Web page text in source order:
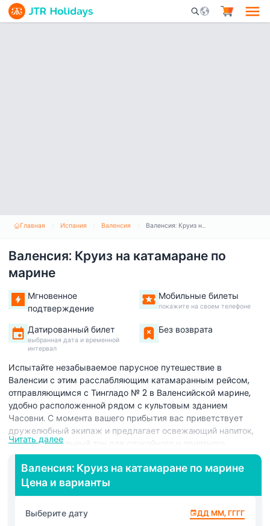
Mobile Search
Главная Испания Валенсия Валенсия: Круиз на катамаране по марине
Валенсия: Круиз на катамаране по
марине
Мгновенное
подтверждение
Мобильные билеты
покажите на своем телефоне
Датированный билет
выбранная дата и временной
интервал
Без возврата
Испытайте незабываемое парусное путешествие в
Валенсии с этим расслабляющим катамаранным рейсом,
отправляющимся с Тингладо № 2 в Валенсийской марине,
удобно расположенной рядом с культовым зданием
Часовни. С момента вашего прибытия вас приветствует
дружелюбный экипаж и предлагает освежающий напиток,
задавая идеальный тон для спокойного и приятного
путешествия по средиземноморским водам. Когда
катамаран плавно покидает марину, наслаждайтесь
потрясающими панорамными видами на побережье
Валенсии, современную марину и золотистые песчаные
пляжи. Это путешествие идеально подходит для туристов,
желающих расслабиться, исследуя одно из самых
Читать далее
Валенсия: Круиз на катамаране по марине
Цена и варианты
Выберите дату ДД ММ, ГГГГ